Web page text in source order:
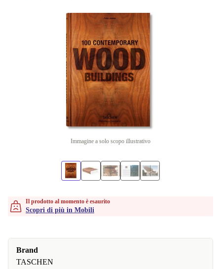
Immagine a solo scopo illustrativo
Il prodotto al momento è esaurito
Scopri di più in Mobili
Brand
TASCHEN